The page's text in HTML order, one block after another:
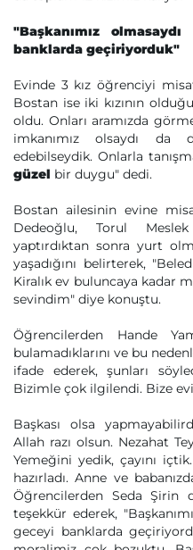
"Başkanımız
banklarda geçiriyorduk"
Evinde 3 kız öğrenciyi
Bostan ise iki kızının
oldu. Onları aramızda
imkanımız olsaydı da
edebilseydik. Onlarla
güzel bir duygu" dedi.
Bostan ailesinin evine
Dedeoğlu, Torul
yaptırdıktan sonra yurt
yaşadığını belirterek,
Kiralık ev buluncaya kadar
sevindim" diye konuştu.
Öğrencilerden Hande
bulamadıklarını ve bu
ifade ederek, şunları
Bizimle çok ilgilendi. Bize
Başkası olsa
Allah razı olsun. Nezahat
Yemeğini yedik, çayını içtik.
hazırladı. Anne ve
Öğrencilerden Seda Şirin
teşekkür ederek,
geceyi banklarda